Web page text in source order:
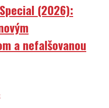
(2026):
a nefalšovanou